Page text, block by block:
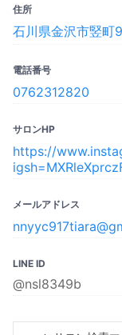
住所
石川県金沢市竪町
電話番号
0762312820
サロンHP
https://
メールアドレス
LINE ID
@nsl8349b